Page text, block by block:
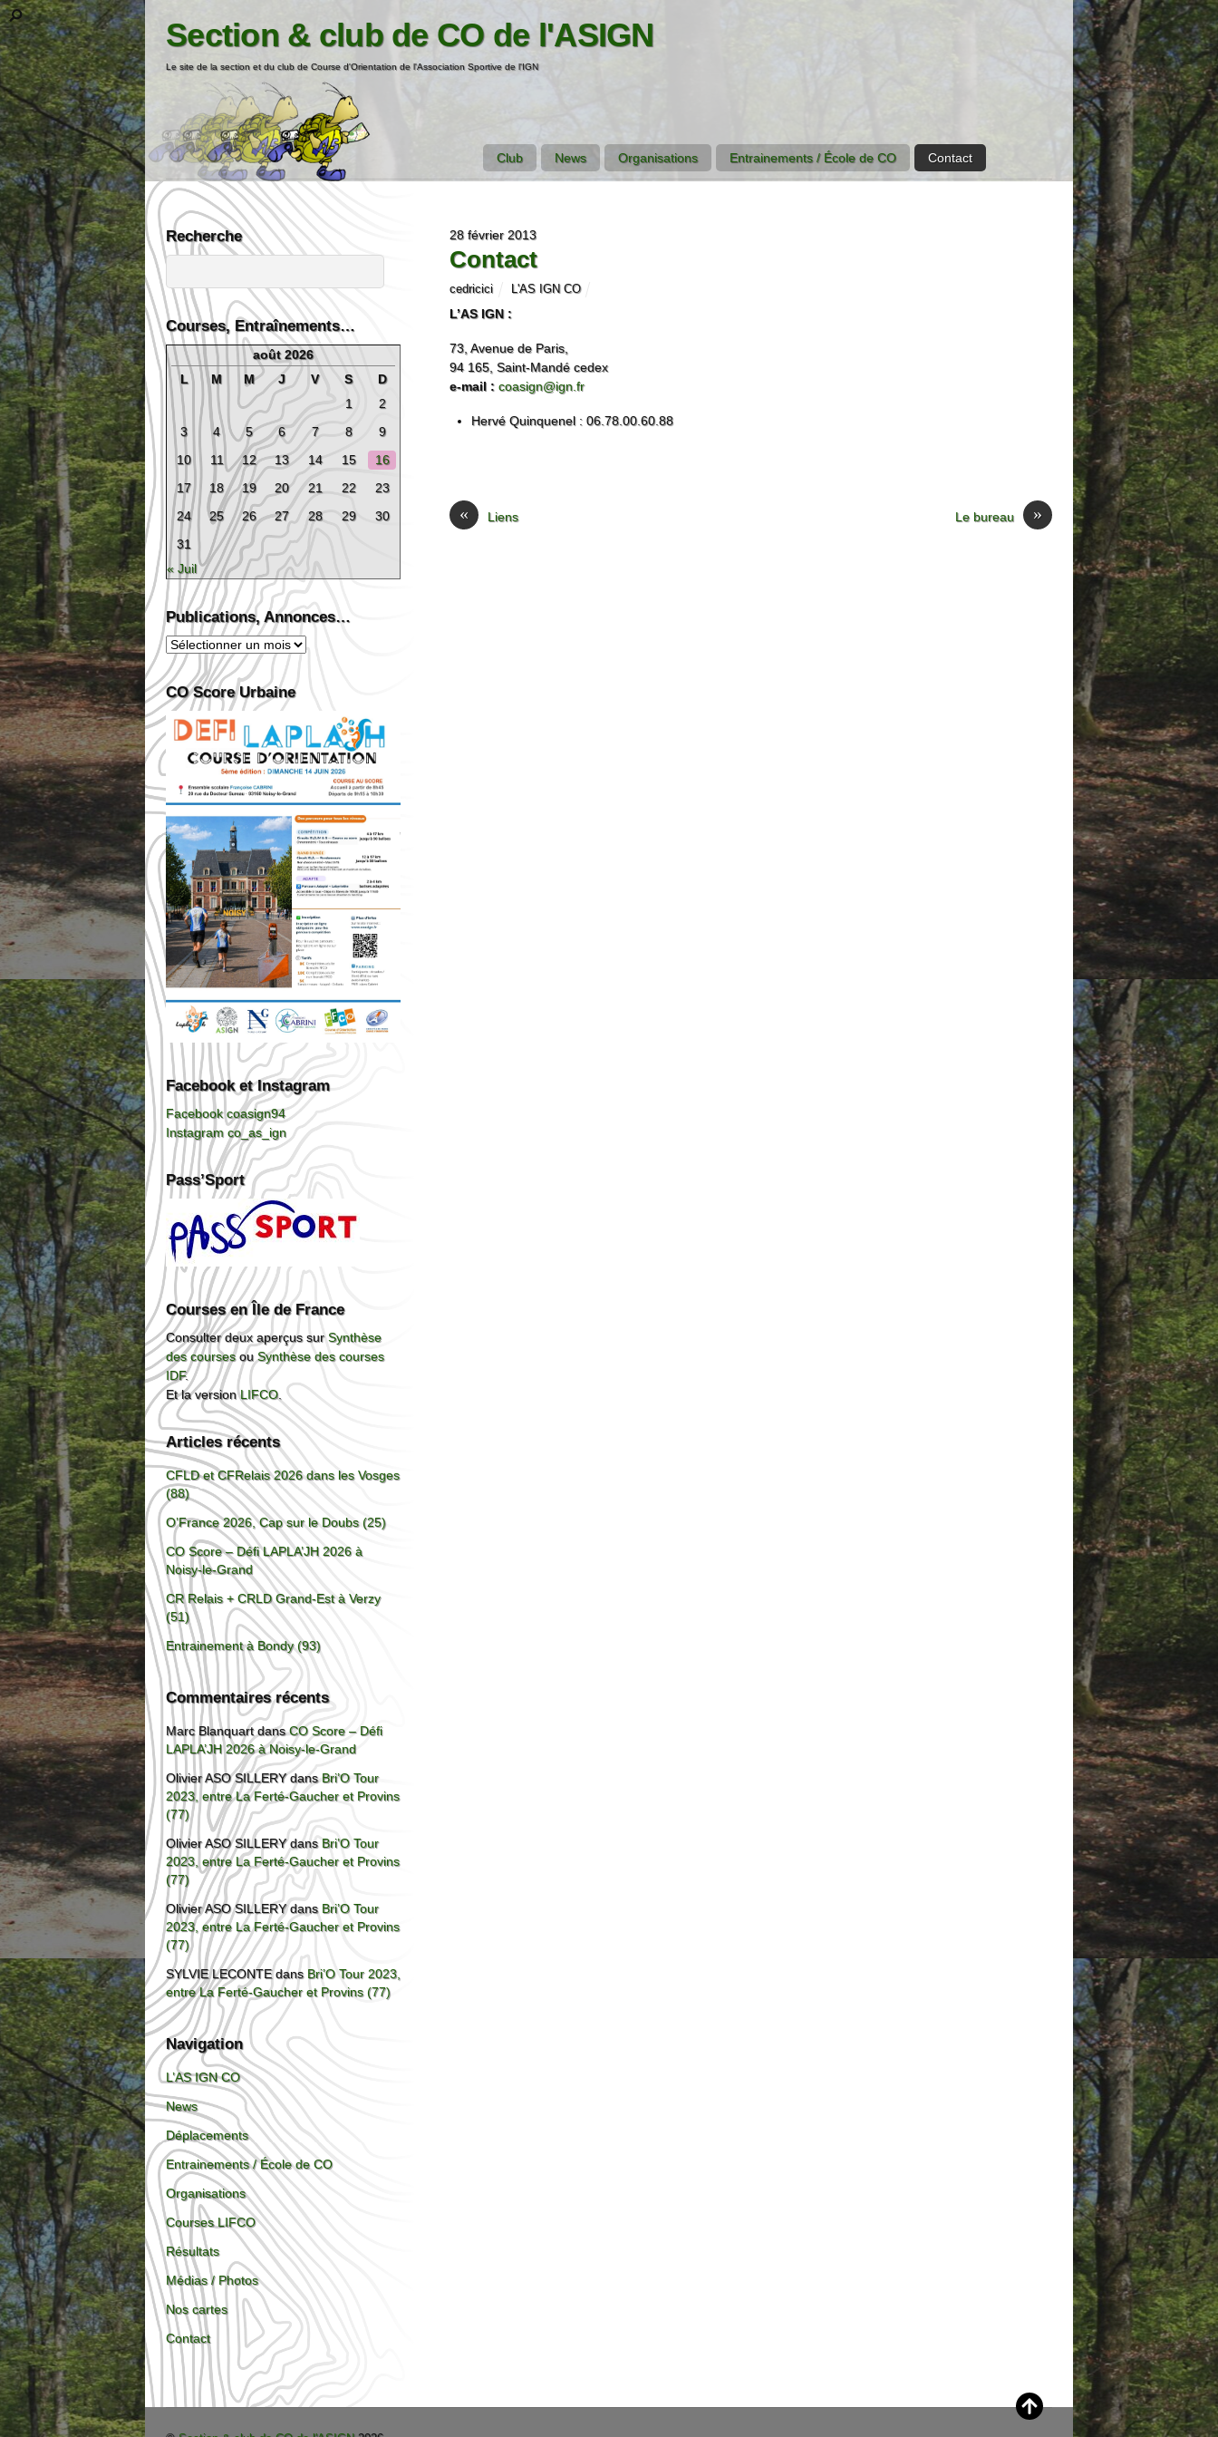
Section & club de CO de l'ASIGN
Le site de la section et du club de Course d'Orientation de l'Association Sportive de l'IGN
Club News Organisations Entrainements / École de CO Contact
28 février 2013
Contact
cedricici L'AS IGN CO
L’AS IGN :
73, Avenue de Paris,
94 165, Saint-Mandé cedex
e-mail :coasign@ign.fr
Hervé Quinquenel : 06.78.00.60.88
« Liens »
Le bureau
Recherche
Courses, Entraînements…
août 2026
L
M M J V S
D
1
2
3
4 5 6 7 8
9
10
11 12 13 14 15
16
17
18 19 20 21 22
23
24
25 26 27 28 29
30
31
« Juil
Publications, Annonces…
Publications,
Annonces…
CO Score Urbaine
Facebook et Instagram
Facebook coasign94
Instagram co_as_ign
Pass’Sport
Courses en Île de France
Consulter deux aperçus surSynthèse
des coursesouSynthèse des courses
IDF.
Et la versionLIFCO.
Articles récents
CFLD et CFRelais 2026 dans les Vosges
(88)
O’France 2026, Cap sur le Doubs (25)
CO Score – Défi LAPLA’JH 2026 à
Noisy-le-Grand
CR Relais + CRLD Grand-Est à Verzy
(51)
Entrainement à Bondy (93)
Commentaires récents
Marc BlanquartdansCO Score – Défi
LAPLA’JH 2026 à Noisy-le-Grand
Olivier ASO SILLERYdansBri’O Tour
2023, entre La Ferté-Gaucher et Provins
(77)
Olivier ASO SILLERYdans Bri’O Tour
2023, entre La Ferté-Gaucher et Provins
(77)
Olivier ASO SILLERYdans Bri’O Tour
2023, entre La Ferté-Gaucher et Provins
(77)
SYLVIE LECONTEdans Bri’O Tour 2023,
entre La Ferté-Gaucher et Provins (77)
Navigation
L’AS IGN CO
News
Déplacements
Entrainements / École de CO
Organisations
Courses LIFCO
Résultats
Médias / Photos
Nos cartes
Contact